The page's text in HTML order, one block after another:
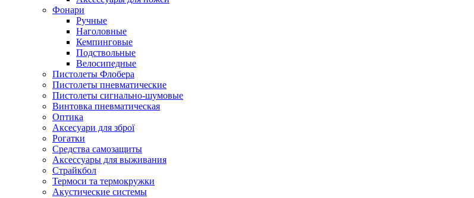
Фонари
Ручные
Наголовные
Кемпинговые
Подствольные
Велосипедные
Пистолеты Флобера
Пистолеты пневматические
Пистолеты сигнально-шумовые
Винтовка пневматическая
Оптика
Аксесуари для зброї
Рогатки
Средства самозащиты
Аксессуары для выживания
Страйкбол
Термоси та термокружки
Акустические системы